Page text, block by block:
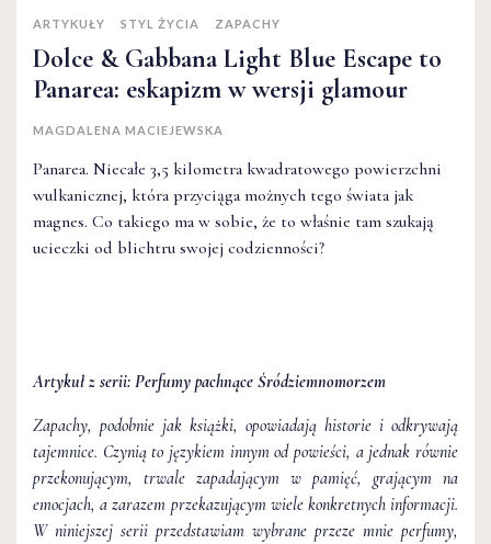
ARTYKUŁY STYL ŻYCIA ZAPACHY
Dolce & Gabbana Light Blue Escape to
Panarea: eskapizm w wersji glamour
MAGDALENA MACIEJEWSKA
Panarea. Niecałe 3,5 kilometra kwadratowego powierzchni
wulkanicznej, która przyciąga możnych tego świata jak
magnes. Co takiego ma w sobie, że to właśnie tam szukają
ucieczki od blichtru swojej codzienności?
Artykuł z serii: Perfumy pachnące Śródziemnomorzem
Zapachy, podobnie jak książki, opowiadają historie i odkrywają
tajemnice. Czynią to językiem innym od powieści, a jednak równie
przekonującym, trwale zapadającym w pamięć, grającym na
emocjach, a zarazem przekazującym wiele konkretnych informacji.
W niniejszej serii przedstawiam wybrane przeze mnie perfumy,